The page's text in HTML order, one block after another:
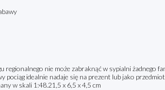
regionalnego nie może zabraknąć w sypialni żadnego
pociąg idealnie nadaje się na prezent lub jako
w skali 1:48.21,5 x 6,5 x 4,5 cm